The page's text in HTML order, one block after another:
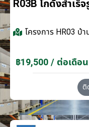
R03B โกดังสำเร็
โครงการ HR03 บ้
฿19,500 / ต่อเดือน
ติ